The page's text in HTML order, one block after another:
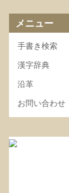
メニュー
手書き検索
漢字辞典
沿革
お問い合わせ